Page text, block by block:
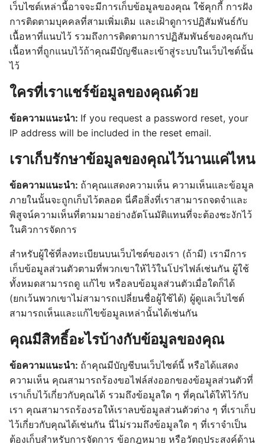
เว็บไซต์เหล่านี้อาจจะมีการเก็บข้อมูลของคุณ ใช้คุกกี้ การฝัง
การติดตามบุคคลที่สามเพิ่มเติม และเฝ้าดูการปฏิสัมพันธ์กับ
เนื้อหาที่แนบไว้ รวมถึงการติดตามการปฏิสัมพันธ์ของคุณกับ
เนื้อหาที่ถูกแนบไว้ถ้าคุณมีบัญชีและเข้าสู่ระบบในเว็บไซต์นั้น
ไว้
ใครที่เราแชร์ข้อมูลของคุณด้วย
ข้อความแนะนำ: If you request a password reset, your
IP address will be included in the reset email.
เราเก็บรักษาข้อมูลของคุณไว้นานแค่ไหน
ข้อความแนะนำ: ถ้าคุณแสดงความเห็น ความเห็นและข้อมูล
ภายในนั้นจะถูกเก็บไว้ตลอด นี่คือสิ่งที่เราสามารถจดจำและ
พิสูจน์ความเห็นที่ตามมาอย่างอัตโนมัติแทนที่จะต้องชะงักไว้
ในคิวการจัดการ
สำหรับผู้ใช้ที่ลงทะเบียนบนเว็บไซต์ของเรา (ถ้ามี) เรามีการ
เก็บข้อมูลส่วนตัวตามที่พวกเขาให้ไว้ในโปรไฟล์เช่นกัน ผู้ใช้
ทั้งหมดสามารถดู แก้ไข หรือลบข้อมูลส่วนตัวเมื่อใดก็ได้
(ยกเว้นพวกเขาไม่สามารถเปลี่ยนชื่อผู้ใช้ได้) ผู้ดูแลเว็บไซต์
สามารถเห็นและแก้ไขข้อมูลเหล่านั้นได้เช่นกัน
คุณมีสิทธิ์อะไรบ้างกับข้อมูลของคุณ
ข้อความแนะนำ: ถ้าคุณมีบัญชีบนเว็บไซต์นี้ หรือได้แสดง
ความเห็น คุณสามารถร้องขอไฟล์ส่งออกของข้อมูลส่วนตัวที่
เราเก็บไว้เกี่ยวกับคุณได้ รวมถึงข้อมูลใด ๆ ที่คุณได้ให้ไว้กับ
เรา คุณสามารถร้องรอให้เราลบข้อมูลส่วนตัวต่าง ๆ ที่เราเก็บ
ไว้เกี่ยวกับคุณได้เช่นกัน นี่ไม่รวมถึงข้อมูลใด ๆ ที่เราจำเป็น
ต้องเก็บสำหรับการจัดการ ข้อกฎหมาย หรือวัตถุประสงค์ด้าน